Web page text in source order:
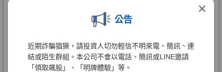
×
公告
近期詐騙猖獗，請投資人切勿輕信不明來電、簡訊、連
結或陌生群組。本公司不會以電話、簡訊或LINE邀請
「領取飆股」、「明牌體驗」等。